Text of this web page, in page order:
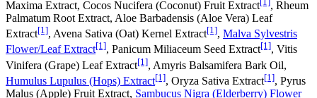
Maxima Extract, Cocos Nucifera (Coconut) Fruit Extract
, Rheum
Palmatum Root Extract, Aloe Barbadensis (Aloe Vera) Leaf
Extract[1], Avena Sativa (Oat) Kernel Extract[1], Malva Sylvestris
Flower/Leaf Extract[1], Panicum Miliaceum Seed Extract[1], Vitis
Vinifera (Grape) Leaf Extract[1], Amyris Balsamifera Bark Oil,
Humulus Lupulus (Hops) Extract[1], Oryza Sativa Extract[1], Pyrus
Malus (Apple) Fruit Extract, Sambucus Nigra (Elderberry) Flower